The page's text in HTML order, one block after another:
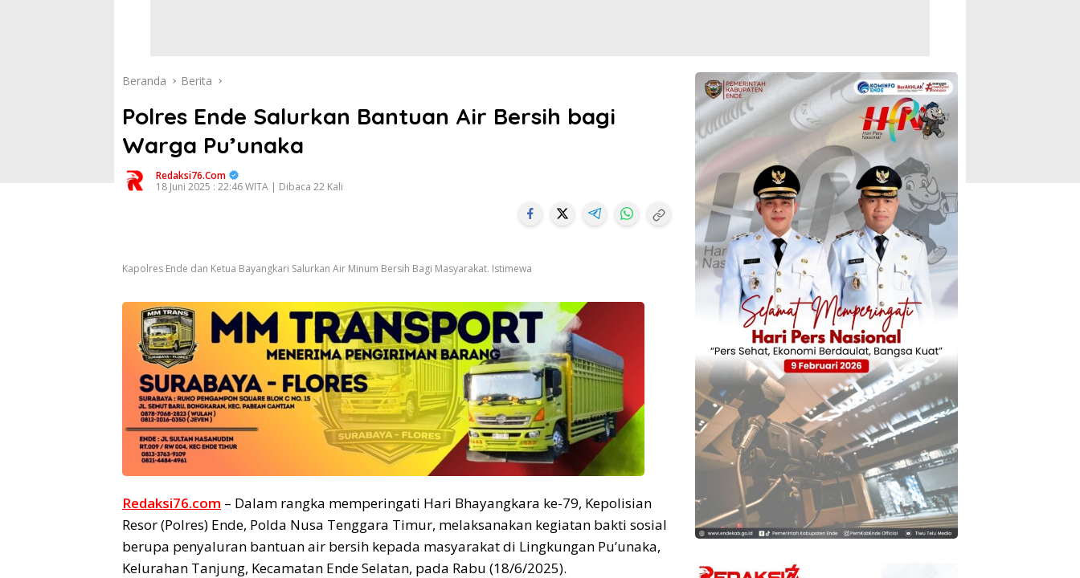
Beranda Berita
Polres Ende Salurkan Bantuan Air Bersih bagi
Warga Pu’unaka
Redaksi76.com
18 Juni 2025 : 22:46 WITA | Dibaca 22 Kali
Kapolres Ende dan Ketua Bayangkari Salurkan Air Minum Bersih Bagi Masyarakat. Istimewa
Redaksi76.com – Dalam rangka memperingati Hari Bhayangkara ke-79, Kepolisian
Resor (Polres) Ende, Polda Nusa Tenggara Timur, melaksanakan kegiatan bakti sosial
berupa penyaluran bantuan air bersih kepada masyarakat di Lingkungan Pu’unaka,
Kelurahan Tanjung, Kecamatan Ende Selatan, pada Rabu (18/6/2025).